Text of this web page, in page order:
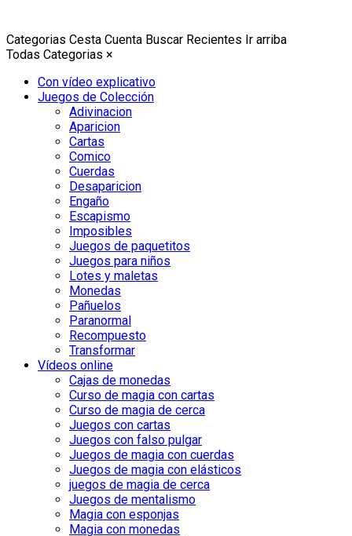
Categorias Cesta Cuenta Buscar Recientes Ir arriba
Todas Categorias ×
Con vídeo explicativo
Juegos de Colección
Adivinacion
Aparicion
Cartas
Comico
Cuerdas
Desaparicion
Engaño
Escapismo
Imposibles
Juegos de paquetitos
Juegos para niños
Lotes y maletas
Monedas
Pañuelos
Paranormal
Recompuesto
Transformar
Vídeos online
Cajas de monedas
Curso de magia con cartas
Curso de magia de cerca
Juegos con cartas
Juegos con falso pulgar
Juegos de magia con cuerdas
Juegos de magia con elásticos
juegos de magia de cerca
Juegos de mentalismo
Magia con esponjas
Magia con monedas